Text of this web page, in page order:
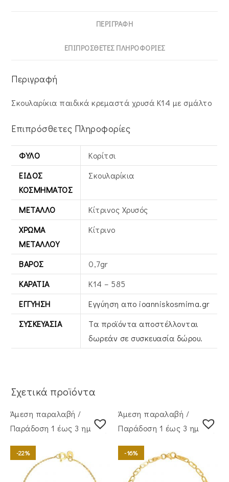
ΠΕΡΙΓΡΑΦΉ
ΕΠΙΠΡΌΣΘΕΤΕΣ ΠΛΗΡΟΦΟΡΊΕΣ
Περιγραφή
Σκουλαρίκια παιδικά κρεμαστά χρυσά Κ14 με σμάλτο
Επιπρόσθετες Πληροφορίες
ΦΎΛΟ
Κορίτσι
ΕΊΔΟΣ
ΚΟΣΜΉΜΑΤΟΣ
Σκουλαρίκια
ΜΈΤΑΛΛΟ
Κίτρινος Xρυσός
ΧΡΏΜΑ
ΜΕΤΆΛΛΟΥ
Κίτρινο
ΒΆΡΟΣ
0,7gr
ΚΑΡΆΤΙΑ
Κ14 – 585
ΕΓΓΎΗΣΗ
Εγγύηση απο ioanniskosmima.gr
ΣΥΣΚΕΥΑΣΊΑ
Τα προϊόντα αποστέλλονται
δωρεάν σε συσκευασία δώρου.
Σχετικά προϊόντα
Άμεση παραλαβή /
Παράδoση 1 έως 3 ημέρες
-22%
Άμεση παραλαβή /
Παράδoση 1 έως 3 ημέρες
-16%